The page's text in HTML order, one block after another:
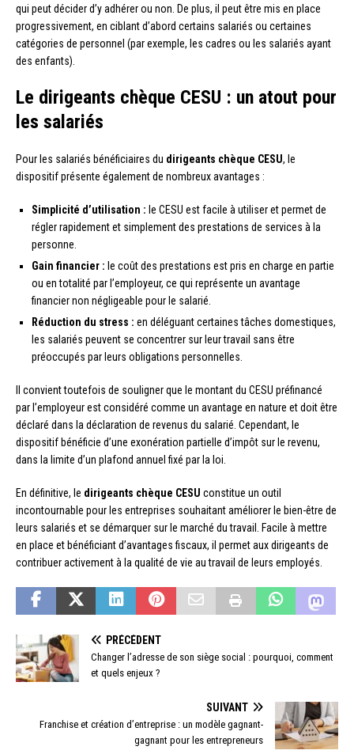
qui peut décider d’y adhérer ou non. De plus, il peut être mis en place
progressivement, en ciblant d’abord certains salariés ou certaines
catégories de personnel (par exemple, les cadres ou les salariés ayant
des enfants).
Le dirigeants chèque CESU : un atout pour
les salariés
Pour les salariés bénéficiaires du dirigeants chèque CESU, le
dispositif présente également de nombreux avantages :
Simplicité d’utilisation : le CESU est facile à utiliser et permet de
régler rapidement et simplement des prestations de services à la
personne.
Gain financier : le coût des prestations est pris en charge en partie
ou en totalité par l’employeur, ce qui représente un avantage
financier non négligeable pour le salarié.
Réduction du stress : en déléguant certaines tâches domestiques,
les salariés peuvent se concentrer sur leur travail sans être
préoccupés par leurs obligations personnelles.
Il convient toutefois de souligner que le montant du CESU préfinancé
par l’employeur est considéré comme un avantage en nature et doit être
déclaré dans la déclaration de revenus du salarié. Cependant, le
dispositif bénéficie d’une exonération partielle d’impôt sur le revenu,
dans la limite d’un plafond annuel fixé par la loi.
En définitive, le dirigeants chèque CESU constitue un outil
incontournable pour les entreprises souhaitant améliorer le bien-être de
leurs salariés et se démarquer sur le marché du travail. Facile à mettre
en place et bénéficiant d’avantages fiscaux, il permet aux dirigeants de
contribuer activement à la qualité de vie au travail de leurs employés.
PRÉCÉDENT
Changer l’adresse de son siège social : pourquoi, comment
et quels enjeux ?
SUIVANT
Franchise et création d’entreprise : un modèle gagnant-
gagnant pour les entrepreneurs